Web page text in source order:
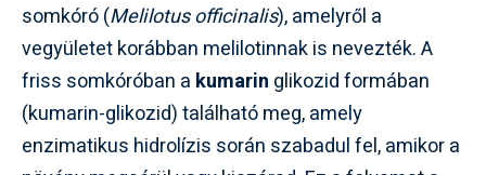
somkóró (Melilotus officinalis), amelyről a
vegyületet korábban melilotinnak is nevezték. A
friss somkóróban a kumarin glikozid formában
(kumarin-glikozid) található meg, amely
enzimatikus hidrolízis során szabadul fel, amikor a